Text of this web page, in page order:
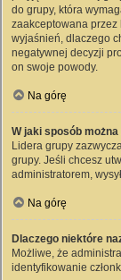
do grupy, która
zaakceptowana
wyjaśnień, dlaczego
negatywnej decyzji
on swoje powody.
Na górę
W jaki sposób
Lidera grupy
grupy. Jeśli chcesz
administratorem,
Na górę
Dlaczego niektóre
Możliwe, że
identyfikowanie